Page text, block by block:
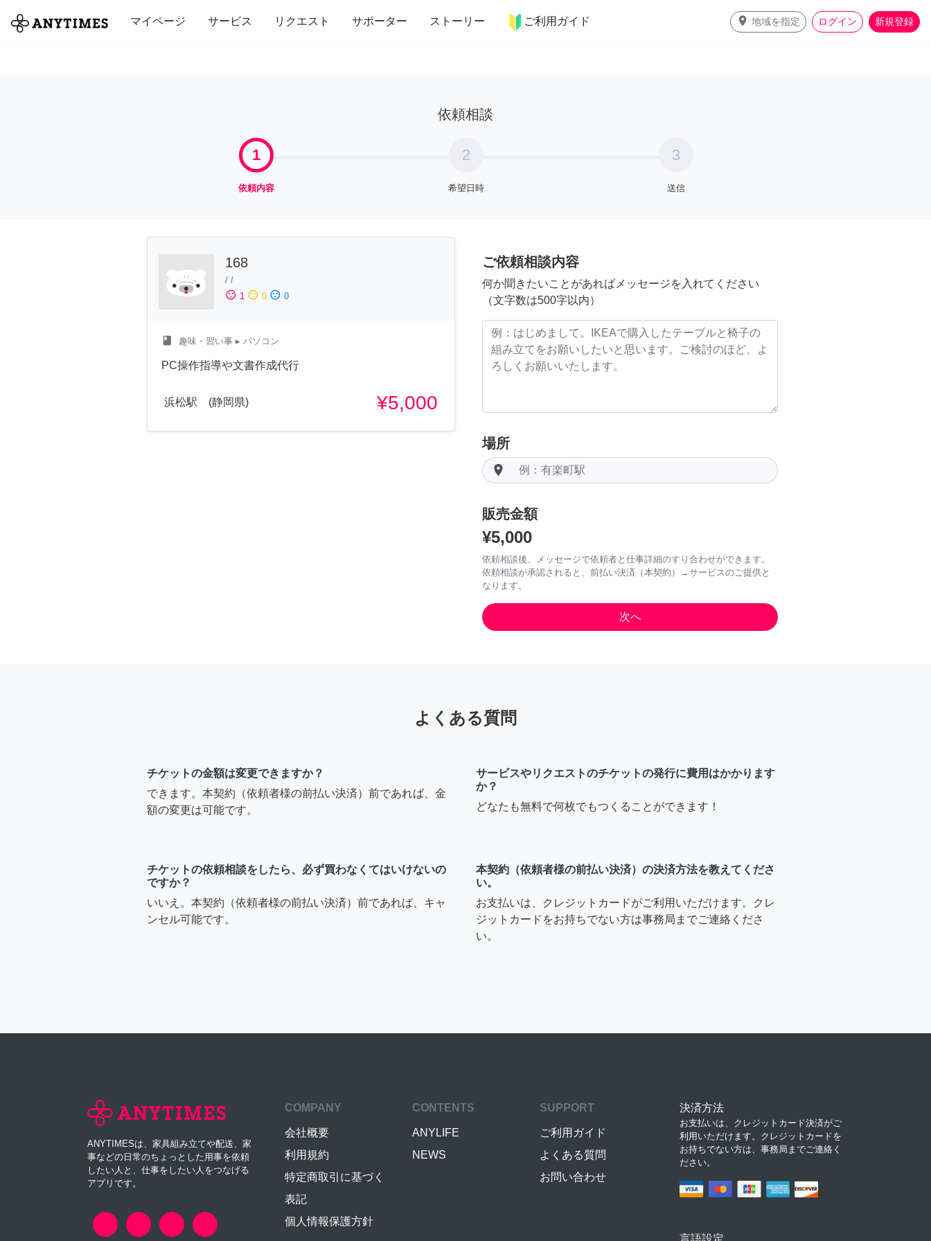
マイページ サービス リクエスト サポーター ストーリー ご利用ガイド place 地域を指定 ログイン 新規登録
全て 修理・組立 家事 引っ越し インテリア 趣味・習い事 ペット 料理
依頼相談
1
依頼内容
2
希望日時
3
送信
168
/ /
sentiment_satisfied 1 sentiment_neutral 0 sentiment_dissatisfied 0
class 趣味・習い事 ▸ パソコン
PC操作指導や文書作成代行
浜松駅 (静岡県) ¥5,000
ご依頼相談内容
何か聞きたいことがあればメッセージを入れてください
（文字数は500字以内）
場所
room
販売金額
¥5,000
依頼相談後、メッセージで依頼者と仕事詳細のすり合わせができます。
依頼相談が承認されると、前払い決済（本契約）→サービスのご提供と
なります。
よくある質問
チケットの金額は変更できますか？
できます。本契約（依頼者様の前払い決済）前であれば、金
額の変更は可能です。
サービスやリクエストのチケットの発行に費用はかかります
か？
どなたも無料で何枚でもつくることができます！
チケットの依頼相談をしたら、必ず買わなくてはいけないの
ですか？
いいえ。本契約（依頼者様の前払い決済）前であれば、キャ
ンセル可能です。
本契約（依頼者様の前払い決済）の決済方法を教えてくださ
い。
お支払いは、クレジットカードがご利用いただけます。クレ
ジットカードをお持ちでない方は事務局までご連絡くださ
い。
ANYTIMESは、家具組み立てや配送、家
事などの日常のちょっとした用事を依頼
したい人と、仕事をしたい人をつなげる
アプリです。
COMPANY
会社概要
利用規約
特定商取引に基づく
表記
個人情報保護方針
CONTENTS
ANYLIFE
NEWS
SUPPORT
ご利用ガイド
よくある質問
お問い合わせ
決済方法
お支払いは、クレジットカード決済がご
利用いただけます。クレジットカードを
お持ちでない方は、事務局までご連絡く
ださい。
言語設定